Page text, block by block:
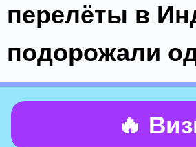
перелёты в
подорожали
🔥